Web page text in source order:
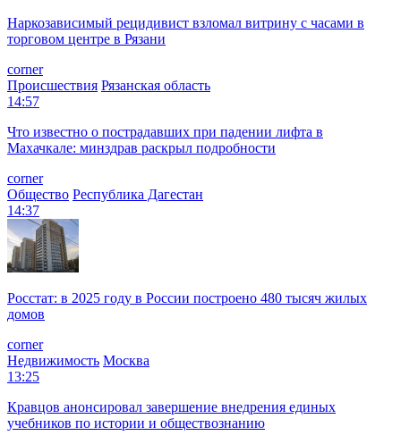
Наркозависимый рецидивист взломал витрину с часами в
торговом центре в Рязани
corner
Происшествия Рязанская область
14:57
Что известно о пострадавших при падении лифта в
Махачкале: минздрав раскрыл подробности
corner
Общество Республика Дагестан
14:37
Росстат: в 2025 году в России построено 480 тысяч жилых
домов
corner
Недвижимость Москва
13:25
Кравцов анонсировал завершение внедрения единых
учебников по истории и обществознанию